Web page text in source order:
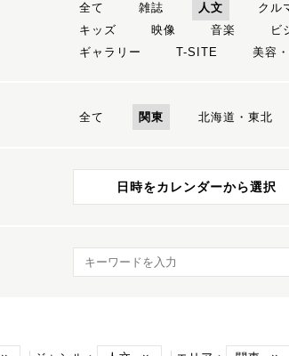
全て 雑誌 人文 クル
キッズ
映像 音楽 ビ
ギャラリー
T-SITE 美容
全て 関東 北海道・東北
日時をカレンダーから選択
キーワード検索